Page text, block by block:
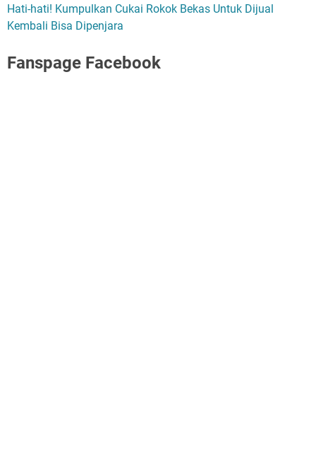
Hati-hati! Kumpulkan Cukai Rokok Bekas Untuk Dijual
Kembali Bisa Dipenjara
Fanspage Facebook